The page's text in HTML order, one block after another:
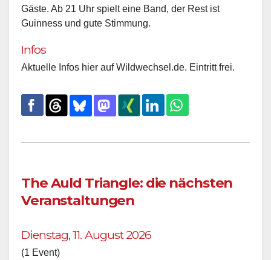
Gäste. Ab 21 Uhr spielt eine Band, der Rest ist
Guinness und gute Stimmung.
Infos
Aktuelle Infos hier auf Wildwechsel.de. Eintritt frei.
The Auld Triangle: die nächsten
Veranstaltungen
Dienstag, 11. August 2026
(1 Event)